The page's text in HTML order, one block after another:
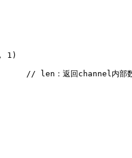
1)
len：返回channel内部数据